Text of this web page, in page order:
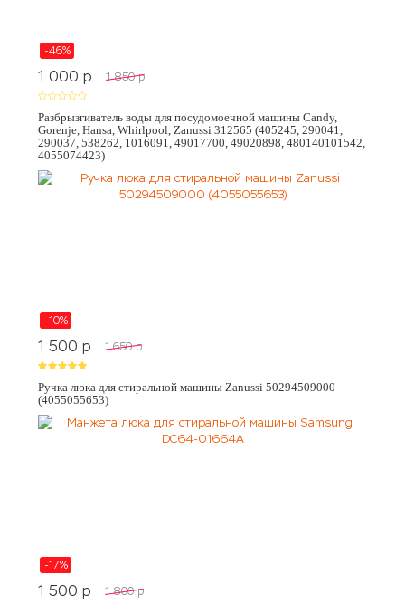
-46%
1 000 p 1 850 p
Разбрызгиватель воды для посудомоечной машины Candy,
Gorenje, Hansa, Whirlpool, Zanussi 312565 (405245, 290041,
290037, 538262, 1016091, 49017700, 49020898, 480140101542,
4055074423)
-10%
1 500 p 1 650 p
Ручка люка для стиральной машины Zanussi 50294509000
(4055055653)
-17%
1 500 p 1 800 p